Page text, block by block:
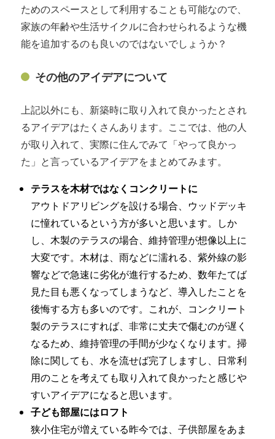
ためのスペースとして利用することも可能なので、
家族の年齢や生活サイクルに合わせられるような機
能を追加するのも良いのではないでしょうか？
その他のアイデアについて
上記以外にも、新築時に取り入れて良かったとされ
るアイデアはたくさんあります。ここでは、他の人
が取り入れて、実際に住んでみて「やって良かっ
た」と言っているアイデアをまとめてみます。
テラスを木材ではなくコンクリートに
アウトドアリビングを設ける場合、ウッドデッキ
に憧れているという方が多いと思います。しか
し、木製のテラスの場合、維持管理が想像以上に
大変です。木材は、雨などに濡れる、紫外線の影
響などで急速に劣化が進行するため、数年たてば
見た目も悪くなってしまうなど、導入したことを
後悔する方も多いのです。これが、コンクリート
製のテラスにすれば、非常に丈夫で傷むのが遅く
なるため、維持管理の手間が少なくなります。掃
除に関しても、水を流せば完了しますし、日常利
用のことを考えても取り入れて良かったと感じや
すいアイデアになると思います。
子ども部屋にはロフト
狭小住宅が増えている昨今では、子供部屋をあま